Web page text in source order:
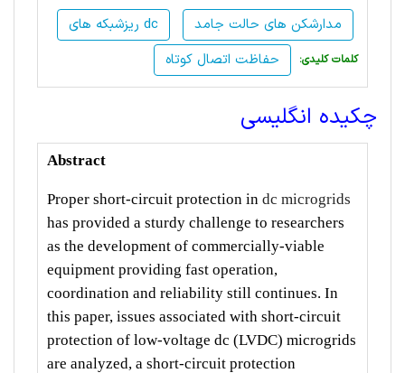
ریزشبکه های dc
مدارشکن های حالت جامد
حفاظت اتصال کوتاه
:کلمات کلیدی
چکیده انگلیسی
Abstract
Proper short-circuit protection in dc microgrids
has provided a sturdy challenge to researchers
as the development of commercially-viable
equipment providing fast operation,
coordination and reliability still continues. In
this paper, issues associated with short-circuit
protection of low-voltage dc (LVDC) microgrids
are analyzed, a short-circuit protection